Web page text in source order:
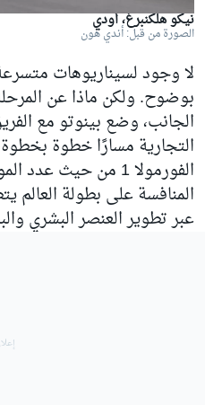
نيكو هلكنبرغ، أودي
الصورة من قبل: أندي هون
لا وجود لسيناريوهات
بوضوح. ولكن ماذا عن
الجانب، وضع بينوتو مع
التجارية مسارًا خطوة
الفورمولا 1 من حيث
المنافسة على بطولة العالم
عبر تطوير العنصر البشري